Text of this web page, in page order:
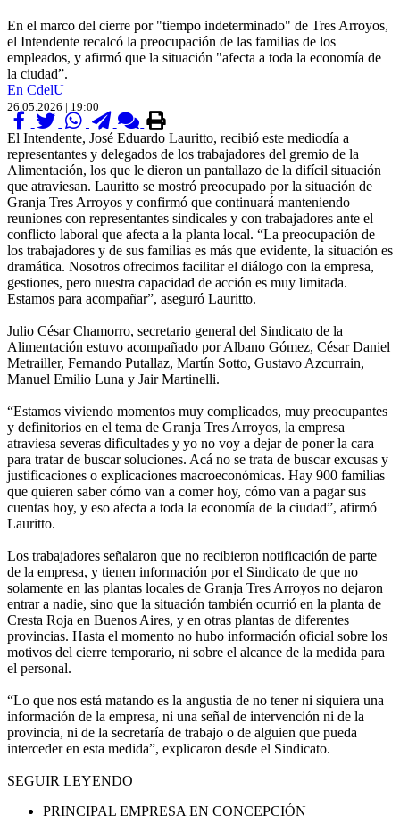
En el marco del cierre por "tiempo indeterminado" de Tres Arroyos,
el Intendente recalcó la preocupación de las familias de los
empleados, y afirmó que la situación "afecta a toda la economía de
la ciudad”.
En CdelU
26.05.2026 | 19:00
El Intendente, José Eduardo Lauritto, recibió este mediodía a
representantes y delegados de los trabajadores del gremio de la
Alimentación, los que le dieron un pantallazo de la difícil situación
que atraviesan. Lauritto se mostró preocupado por la situación de
Granja Tres Arroyos y confirmó que continuará manteniendo
reuniones con representantes sindicales y con trabajadores ante el
conflicto laboral que afecta a la planta local. “La preocupación de
los trabajadores y de sus familias es más que evidente, la situación es
dramática. Nosotros ofrecimos facilitar el diálogo con la empresa,
gestiones, pero nuestra capacidad de acción es muy limitada.
Estamos para acompañar”, aseguró Lauritto.
Julio César Chamorro, secretario general del Sindicato de la
Alimentación estuvo acompañado por Albano Gómez, César Daniel
Metrailler, Fernando Putallaz, Martín Sotto, Gustavo Azcurrain,
Manuel Emilio Luna y Jair Martinelli.
“Estamos viviendo momentos muy complicados, muy preocupantes
y definitorios en el tema de Granja Tres Arroyos, la empresa
atraviesa severas dificultades y yo no voy a dejar de poner la cara
para tratar de buscar soluciones. Acá no se trata de buscar excusas y
justificaciones o explicaciones macroeconómicas. Hay 900 familias
que quieren saber cómo van a comer hoy, cómo van a pagar sus
cuentas hoy, y eso afecta a toda la economía de la ciudad”, afirmó
Lauritto.
Los trabajadores señalaron que no recibieron notificación de parte
de la empresa, y tienen información por el Sindicato de que no
solamente en las plantas locales de Granja Tres Arroyos no dejaron
entrar a nadie, sino que la situación también ocurrió en la planta de
Cresta Roja en Buenos Aires, y en otras plantas de diferentes
provincias. Hasta el momento no hubo información oficial sobre los
motivos del cierre temporario, ni sobre el alcance de la medida para
el personal.
“Lo que nos está matando es la angustia de no tener ni siquiera una
información de la empresa, ni una señal de intervención ni de la
provincia, ni de la secretaría de trabajo o de alguien que pueda
interceder en esta medida”, explicaron desde el Sindicato.
SEGUIR LEYENDO
PRINCIPAL EMPRESA EN CONCEPCIÓN